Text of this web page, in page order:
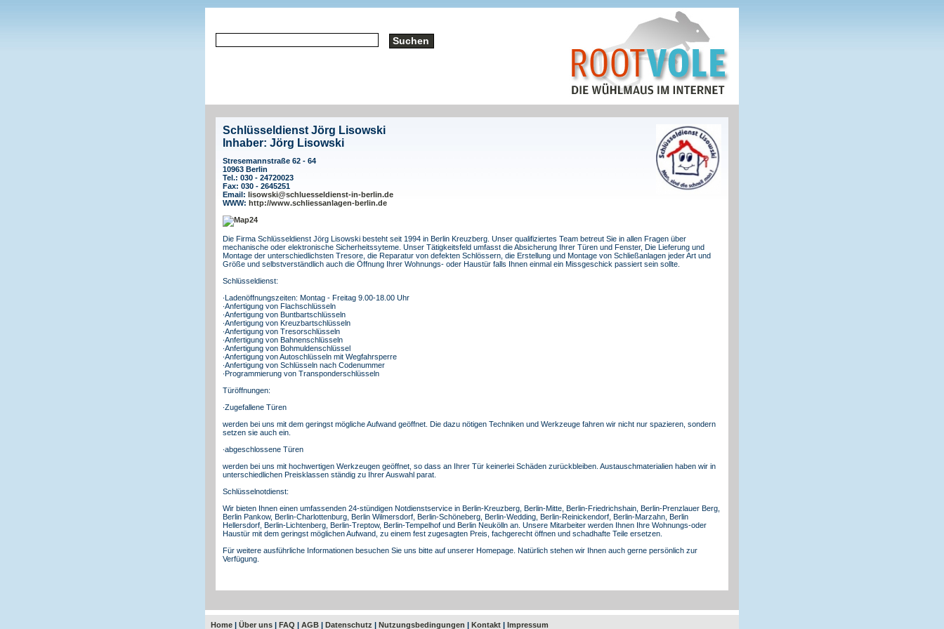
Schlüsseldienst Jörg Lisowski
Inhaber: Jörg Lisowski
Stresemannstraße 62 - 64
10963 Berlin
Tel.: 030 - 24720023
Fax: 030 - 2645251
Email: lisowski@schluesseldienst-in-berlin.de
WWW: http://www.schliessanlagen-berlin.de
Die Firma Schlüsseldienst Jörg Lisowski besteht seit 1994 in Berlin Kreuzberg. Unser qualifiziertes Team betreut Sie in allen Fragen über
mechanische oder elektronische Sicherheitssyteme. Unser Tätigkeitsfeld umfasst die Absicherung Ihrer Türen und Fenster, Die Lieferung und
Montage der unterschiedlichsten Tresore, die Reparatur von defekten Schlössern, die Erstellung und Montage von Schließanlagen jeder Art und
Größe und selbstverständlich auch die Öffnung Ihrer Wohnungs- oder Haustür falls Ihnen einmal ein Missgeschick passiert sein sollte.
Schlüsseldienst:
∙Ladenöffnungszeiten: Montag - Freitag 9.00-18.00 Uhr
∙Anfertigung von Flachschlüsseln
∙Anfertigung von Buntbartschlüsseln
∙Anfertigung von Kreuzbartschlüsseln
∙Anfertigung von Tresorschlüsseln
∙Anfertigung von Bahnenschlüsseln
∙Anfertigung von Bohmuldenschlüssel
∙Anfertigung von Autoschlüsseln mit Wegfahrsperre
∙Anfertigung von Schlüsseln nach Codenummer
∙Programmierung von Transponderschlüsseln
Türöffnungen:
∙Zugefallene Türen
werden bei uns mit dem geringst mögliche Aufwand geöffnet. Die dazu nötigen Techniken und Werkzeuge fahren wir nicht nur spazieren, sondern
setzen sie auch ein.
∙abgeschlossene Türen
werden bei uns mit hochwertigen Werkzeugen geöffnet, so dass an Ihrer Tür keinerlei Schäden zurückbleiben. Austauschmaterialien haben wir in
unterschiedlichen Preisklassen ständig zu Ihrer Auswahl parat.
Schlüsselnotdienst:
Wir bieten Ihnen einen umfassenden 24-stündigen Notdienstservice in Berlin-Kreuzberg, Berlin-Mitte, Berlin-Friedrichshain, Berlin-Prenzlauer Berg,
Berlin Pankow, Berlin-Charlottenburg, Berlin Wilmersdorf, Berlin-Schöneberg, Berlin-Wedding, Berlin-Reinickendorf, Berlin-Marzahn, Berlin
Hellersdorf, Berlin-Lichtenberg, Berlin-Treptow, Berlin-Tempelhof und Berlin Neukölln an. Unsere Mitarbeiter werden Ihnen Ihre Wohnungs-oder
Haustür mit dem geringst möglichen Aufwand, zu einem fest zugesagten Preis, fachgerecht öffnen und schadhafte Teile ersetzen.
Für weitere ausführliche Informationen besuchen Sie uns bitte auf unserer Homepage. Natürlich stehen wir Ihnen auch gerne persönlich zur
Verfügung.
Home | Über uns | FAQ | AGB | Datenschutz | Nutzungsbedingungen | Kontakt | Impressum